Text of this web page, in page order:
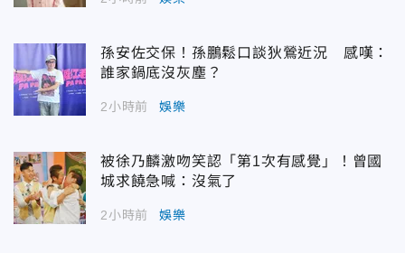
孫安佐交保！孫鵬鬆口談狄鶯近況 感嘆：
誰家鍋底沒灰塵？
2小時前 娛樂
被徐乃麟激吻笑認「第1次有感覺」！曾國
城求饒急喊：沒氣了
2小時前 娛樂